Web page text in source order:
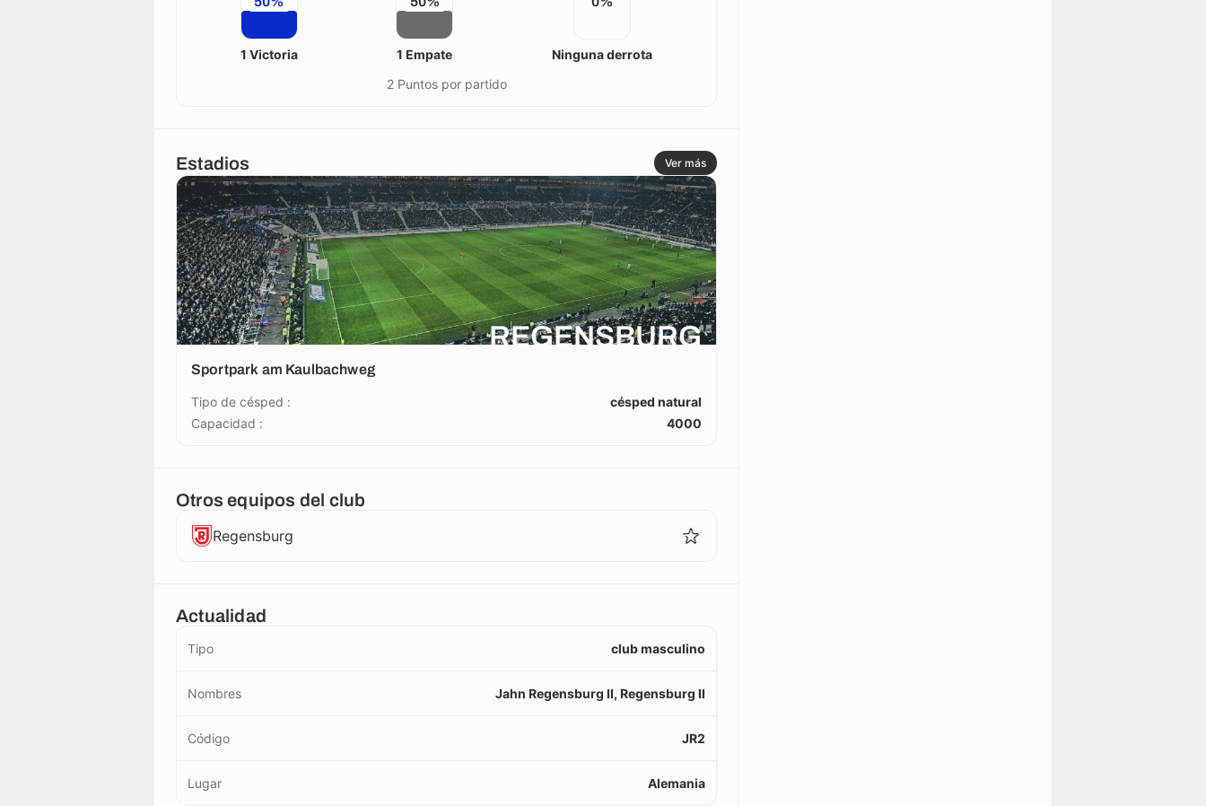
1 Victoria 1 Empate
Ninguna derrota
2 Puntos por partido
Estadios Ver más
REGENSBURG
Sportpark am Kaulbachweg
Tipo de césped :
césped natural
Capacidad :
4000
Otros equipos del club
Regensburg
Actualidad
Tipo club masculino
Nombres Jahn Regensburg II, Regensburg II
Código JR2
Lugar Alemania